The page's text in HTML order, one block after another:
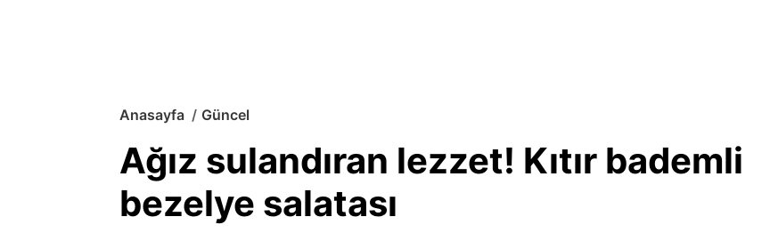
Anasayfa Güncel
Ağız sulandıran lezzet! Kıtır bademli
bezelye salatası